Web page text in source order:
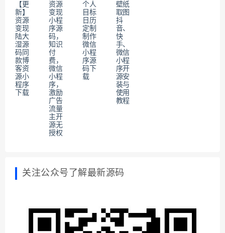
【更
新】
资源
变现
陆大
湿源
码同
款博
客资
源小
程序
下载
资源
变现
小程
序源
码，
知识
付
费，
微信
小程
序，
激励
广告
流量
主开
源无
授权
个人
目标
日历
定制
制作
微信
小程
序源
码下
载
壁纸
取图
抖
音、
快
手、
微信
小程
序开
源安
装与
使用
教程
关注公众号了解最新源码